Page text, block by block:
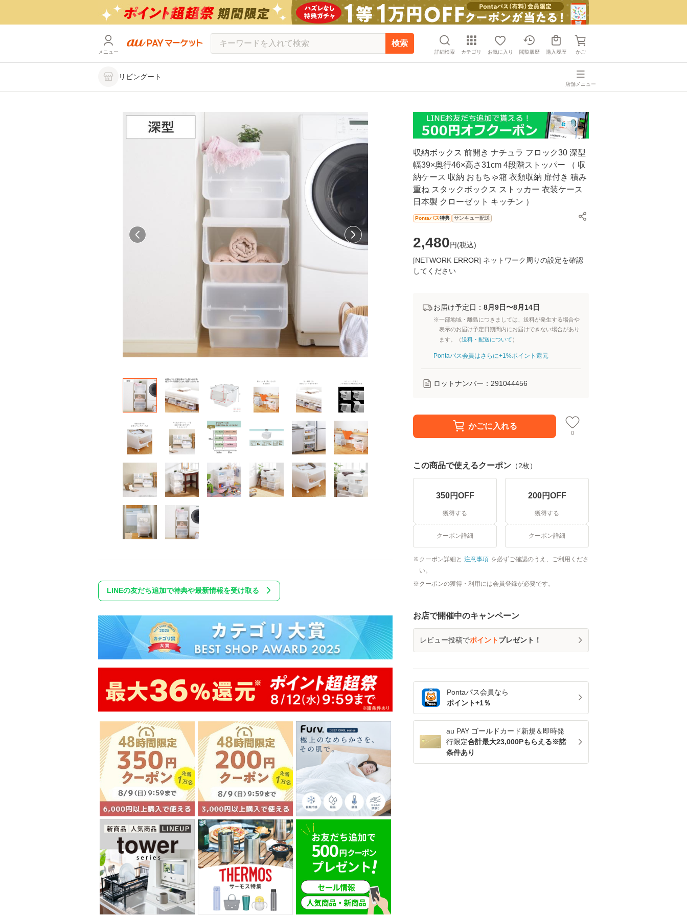
メニュー
検索
詳細検索 カテゴリ お気に入り 閲覧履歴 購入履歴 かご
リビングート
店舗メニュー
収納ボックス 前開き ナチュラ フロック30 深型
幅39×奥行46×高さ31cm 4段階ストッパー （ 収
納ケース 収納 おもちゃ箱 衣類収納 扉付き 積み
重ね スタックボックス ストッカー 衣装ケース
日本製 クローゼット キッチン ）
Pontaパス特典 サンキュー配送
2,480円(税込)
[NETWORK ERROR] ネットワーク周りの設定を確認
してください
お届け予定日： 8月9日〜8月14日
※一部地域・離島につきましては、送料が発生する場合や
表示のお届け予定日期間内にお届けできない場合があり
ます。（送料・配送について ）
Pontaパス会員はさらに+1%ポイント還元
ロットナンバー： 291044456
かごに入れる
0
この商品で使えるクーポン （2枚）
350円OFF
獲得する
クーポン詳細
200円OFF
獲得する
クーポン詳細
クーポン詳細と 注意事項 を必ずご確認のうえ、ご利用くださ
い。
クーポンの獲得・利用には会員登録が必要です。
お店で開催中のキャンペーン
レビュー投稿でポイントプレゼント！
Pontaパス会員なら
ポイント+1％
au PAY ゴールドカード新規＆即時発
行限定合計最大23,000Pもらえる※諸
条件あり
LINEの友だち追加で特典や最新情報を受け取る